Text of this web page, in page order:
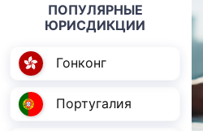
ПОПУЛЯРНЫЕ
ЮРИСДИКЦИИ
Гонконг
Португалия